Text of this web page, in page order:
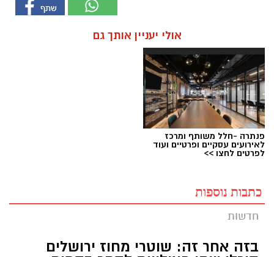
אולי יעניין אותך גם
פנתרה -חלל משותף ומרכז
לאירועים עסקיים ופרטיים ועוד
לפרטים לחצו >>
כתבות נוספות
חדשות
בזה אחר זה: שוטרי מחוז ירושלים